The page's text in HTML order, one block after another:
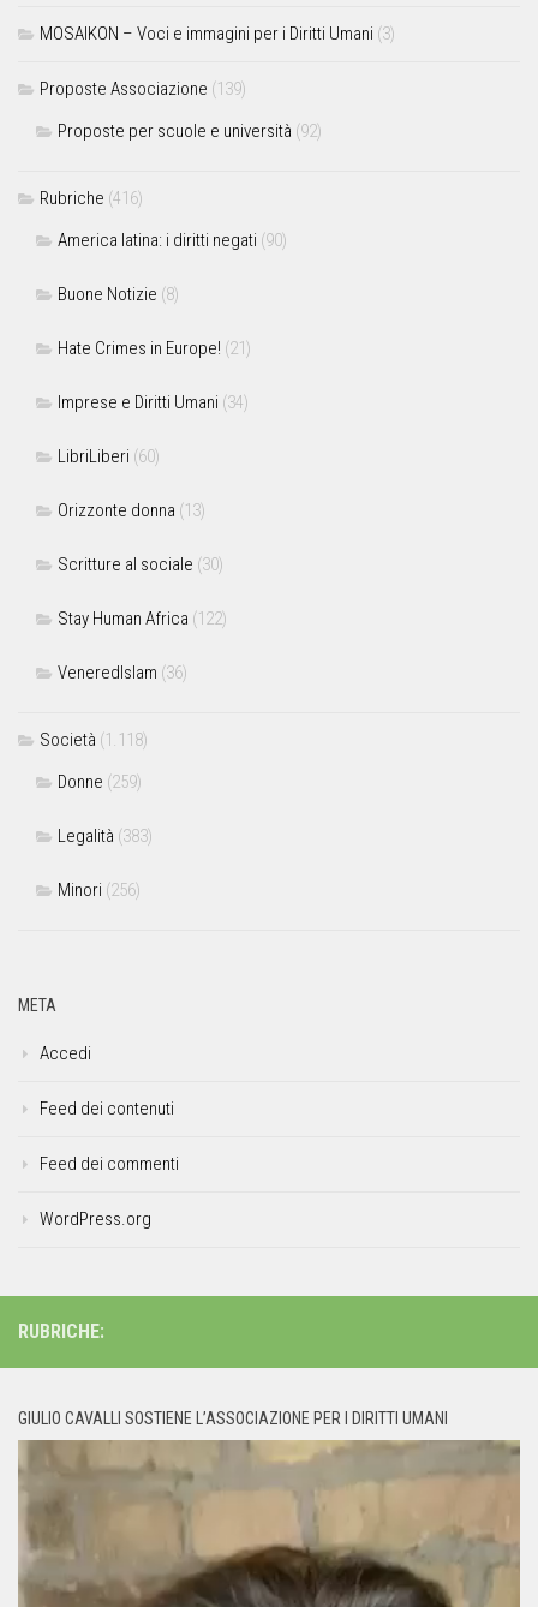
MOSAIKON – Voci e immagini per i Diritti Umani (3)
Proposte Associazione (139)
Proposte per scuole e università (92)
Rubriche (416)
America latina: i diritti negati (90)
Buone Notizie (8)
Hate Crimes in Europe! (21)
Imprese e Diritti Umani (34)
LibriLiberi (60)
Orizzonte donna (13)
Scritture al sociale (30)
Stay Human Africa (122)
VeneredIslam (36)
Società (1.118)
Donne (259)
Legalità (383)
Minori (256)
META
Accedi
Feed dei contenuti
Feed dei commenti
WordPress.org
RUBRICHE:
GIULIO CAVALLI SOSTIENE L’ASSOCIAZIONE PER I DIRITTI UMANI
Player